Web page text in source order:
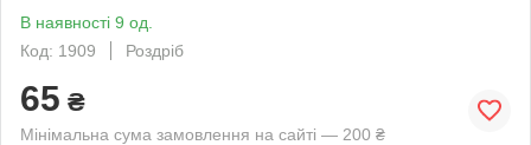
В наявності 9 од.
Код: 1909
Роздріб
65 ₴
Мінімальна сума замовлення на сайті — 200 ₴